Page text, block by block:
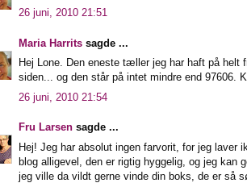
26 juni, 2010 21:51
Maria Harrits sagde ...
Hej Lone. Den eneste tæller jeg har haft på helt
siden... og den står på intet mindre end 97606.
26 juni, 2010 21:54
Fru Larsen sagde ...
Hej! Jeg har absolut ingen farvorit, for jeg laver
blog alligevel, den er rigtig hyggelig, og jeg kan
jeg ville da vildt gerne vinde din boks, de er så